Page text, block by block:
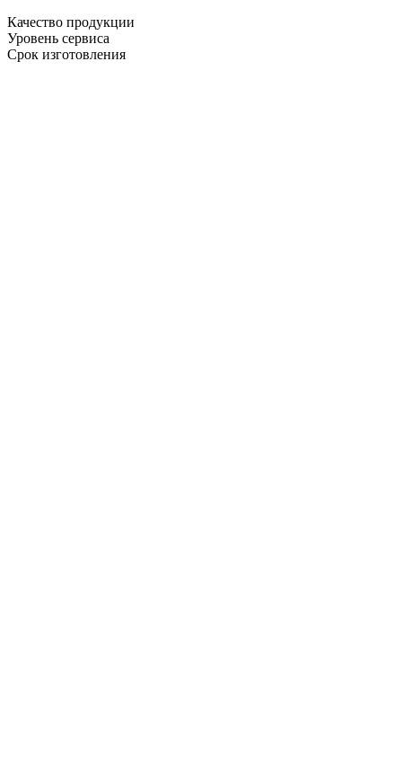
Качество продукции
Уровень сервиса
Срок изготовления